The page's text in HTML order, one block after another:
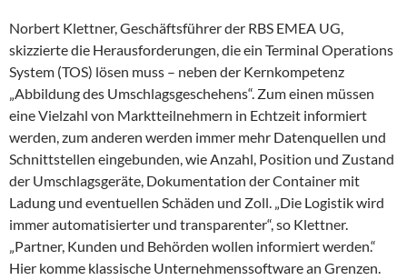
Norbert Klettner, Geschäftsführer der RBS EMEA UG,
skizzierte die Herausforderungen, die ein Terminal Operations
System (TOS) lösen muss – neben der Kernkompetenz
„Abbildung des Umschlagsgeschehens“. Zum einen müssen
eine Vielzahl von Marktteilnehmern in Echtzeit informiert
werden, zum anderen werden immer mehr Datenquellen und
Schnittstellen eingebunden, wie Anzahl, Position und Zustand
der Umschlagsgeräte, Dokumentation der Container mit
Ladung und eventuellen Schäden und Zoll. „Die Logistik wird
immer automatisierter und transparenter“, so Klettner.
„Partner, Kunden und Behörden wollen informiert werden.“
Hier komme klassische Unternehmenssoftware an Grenzen.